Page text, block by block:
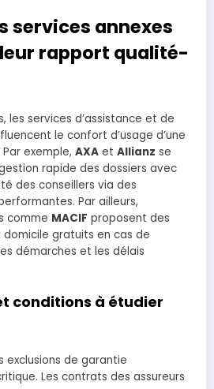
services annexes
rapport qualité-
les services d’assistance et de
le confort d’usage d’une
exemple, AXA et Allianz se
rapide des dossiers avec
des conseillers via des
Par ailleurs,
comme MACIF proposent des
domicile gratuits en cas de
démarches et les délais
conditions à étudier
exclusions de garantie
Les contrats des assureurs